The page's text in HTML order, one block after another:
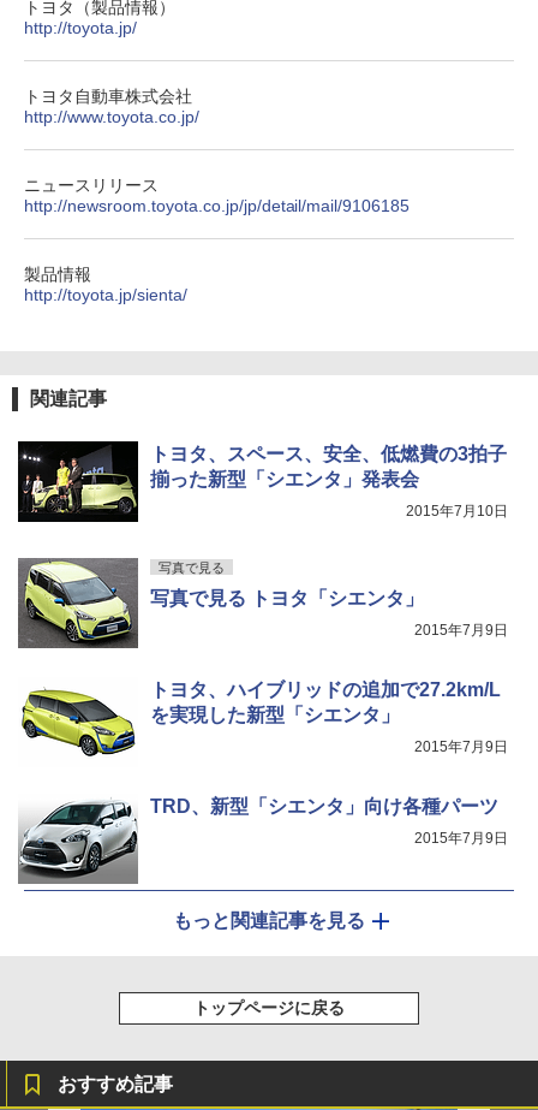
トヨタ（製品情報）
http://toyota.jp/
トヨタ自動車株式会社
http://www.toyota.co.jp/
ニュースリリース
http://newsroom.toyota.co.jp/jp/detail/mail/9106185
製品情報
http://toyota.jp/sienta/
関連記事
トヨタ、スペース、安全、低燃費の3拍子
揃った新型「シエンタ」発表会
2015年7月10日
写真で見る
写真で見る トヨタ「シエンタ」
2015年7月9日
トヨタ、ハイブリッドの追加で27.2km/L
を実現した新型「シエンタ」
2015年7月9日
TRD、新型「シエンタ」向け各種パーツ
2015年7月9日
もっと関連記事を見る
トップページに戻る
おすすめ記事